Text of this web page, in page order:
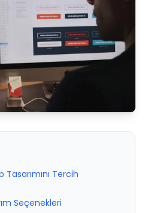
Tercih
Seçenekleri